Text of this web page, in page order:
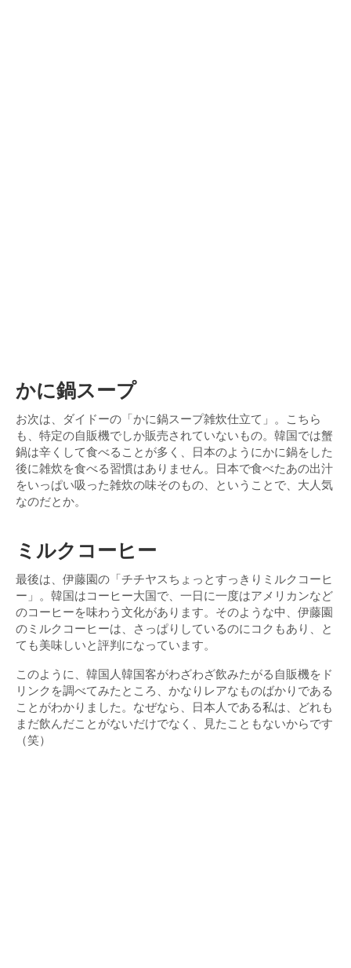
かに鍋スープ
お次は、ダイドーの「かに鍋スープ雑炊仕立て」。こちら
も、特定の自販機でしか販売されていないもの。韓国では蟹
鍋は辛くして食べることが多く、日本のようにかに鍋をした
後に雑炊を食べる習慣はありません。日本で食べたあの出汁
をいっぱい吸った雑炊の味そのもの、ということで、大人気
なのだとか。
ミルクコーヒー
最後は、伊藤園の「チチヤスちょっとすっきりミルクコーヒ
ー」。韓国はコーヒー大国で、一日に一度はアメリカンなど
のコーヒーを味わう文化があります。そのような中、伊藤園
のミルクコーヒーは、さっぱりしているのにコクもあり、と
ても美味しいと評判になっています。
このように、韓国人韓国客がわざわざ飲みたがる自販機をド
リンクを調べてみたところ、かなりレアなものばかりである
ことがわかりました。なぜなら、日本人である私は、どれも
まだ飲んだことがないだけでなく、見たこともないからです
（笑）